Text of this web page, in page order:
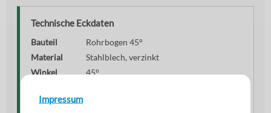
Impressum
Technische Eckdaten
Bauteil
Rohrbogen 45°
Material
Stahlblech, verzinkt
Winkel
45°
Einsatzbereich